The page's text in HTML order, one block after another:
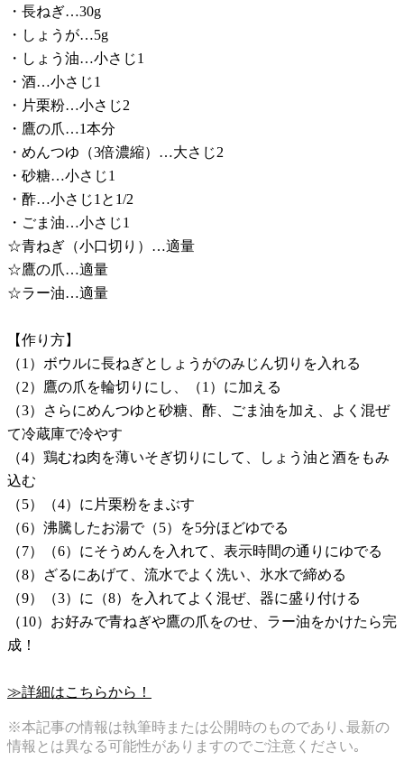
・長ねぎ…30g
・しょうが…5g
・しょう油…小さじ1
・酒…小さじ1
・片栗粉…小さじ2
・鷹の爪…1本分
・めんつゆ（3倍濃縮）…大さじ2
・砂糖…小さじ1
・酢…小さじ1と1/2
・ごま油…小さじ1
☆青ねぎ（小口切り）…適量
☆鷹の爪…適量
☆ラー油…適量
【作り方】
（1）ボウルに長ねぎとしょうがのみじん切りを入れる
（2）鷹の爪を輪切りにし、（1）に加える
（3）さらにめんつゆと砂糖、酢、ごま油を加え、よく混ぜ
て冷蔵庫で冷やす
（4）鶏むね肉を薄いそぎ切りにして、しょう油と酒をもみ
込む
（5）（4）に片栗粉をまぶす
（6）沸騰したお湯で（5）を5分ほどゆでる
（7）（6）にそうめんを入れて、表示時間の通りにゆでる
（8）ざるにあげて、流水でよく洗い、氷水で締める
（9）（3）に（8）を入れてよく混ぜ、器に盛り付ける
（10）お好みで青ねぎや鷹の爪をのせ、ラー油をかけたら完
成！
≫詳細はこちらから！
※本記事の情報は執筆時または公開時のものであり､最新の
情報とは異なる可能性がありますのでご注意ください｡